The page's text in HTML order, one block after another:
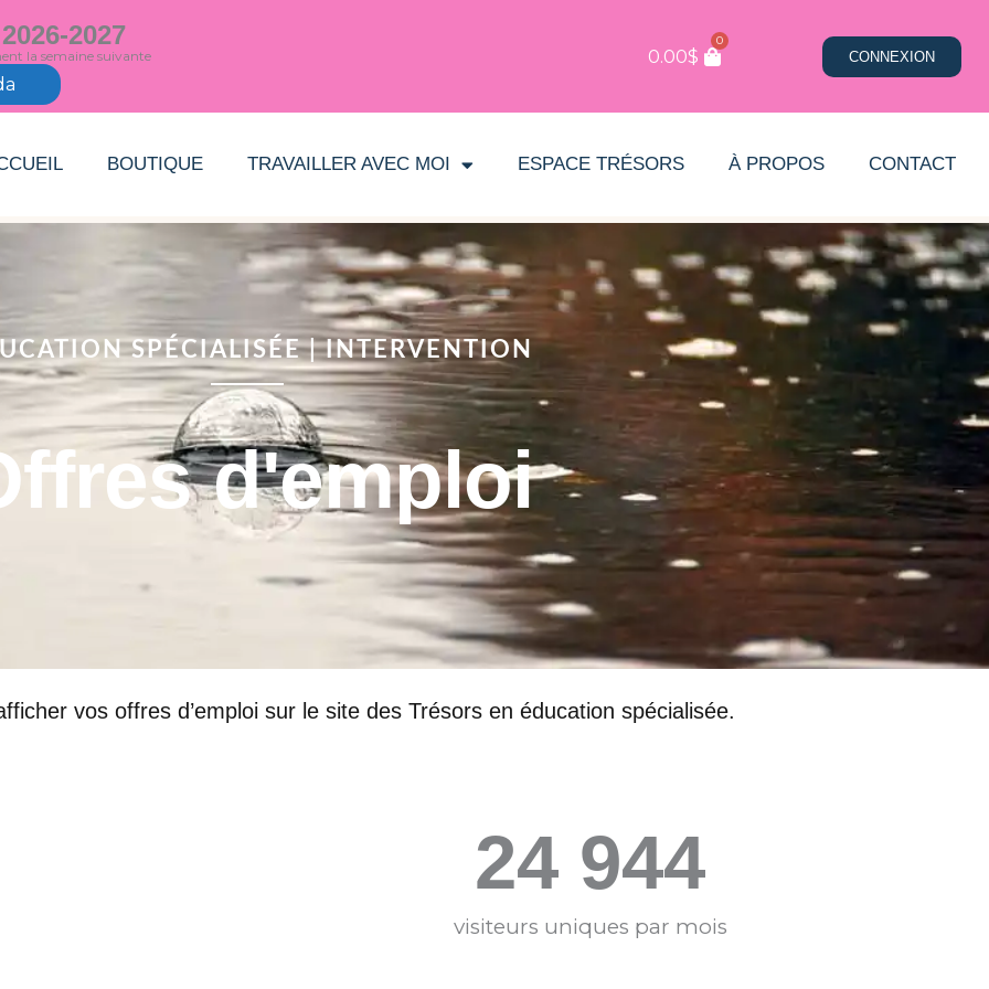
2027
la semaine suivante 0.00$
0
CONNEXION
BOUTIQUE TRAVAILLER AVEC MOI ESPACE TRÉSORS À PROPOS CONTACT
SPÉCIALISÉE | INTERVENTION
d'emploi
vos offres d’emploi sur le site des Trésors en éducation spécialisée.
visiteurs uniques par mois
25 000